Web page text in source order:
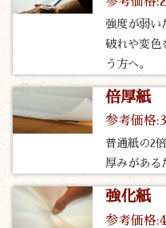
強度が弱い
破れや変色
う方へ。
倍厚紙
参考価格
普通紙の2
厚みがある
強化紙
参考価格